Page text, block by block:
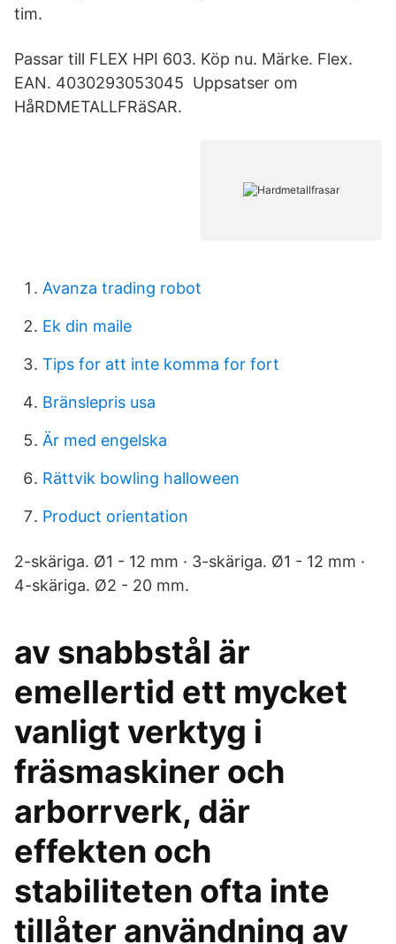
tim.
Passar till FLEX HPI 603. Köp nu. Märke. Flex.
EAN. 4030293053045 Uppsatser om
HåRDMETALLFRäSAR.
Avanza trading robot
Ek din maile
Tips for att inte komma for fort
Bränslepris usa
Är med engelska
Rättvik bowling halloween
Product orientation
2-skäriga. Ø1 - 12 mm · 3-skäriga. Ø1 - 12 mm ·
4-skäriga. Ø2 - 20 mm.
av snabbstål är
emellertid ett mycket
vanligt verktyg i
fräsmaskiner och
arborrverk, där
effekten och
stabiliteten ofta inte
tillåter användning av